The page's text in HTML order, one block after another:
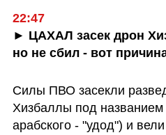
22:47
► ЦАХАЛ засек дрон
но не сбил - вот
Силы ПВО засекли
Хизбаллы под названием
арабского - "удод") и